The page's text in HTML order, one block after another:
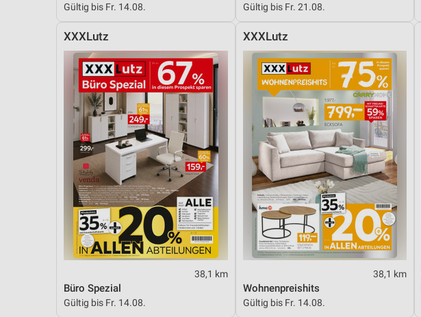
Gültig bis Fr. 14.08. Gültig bis Fr. 21.08.
XXXLutz
38,1 km
Büro Spezial
Gültig bis Fr. 14.08.
XXXLutz
38,1 km
Wohnenpreishits
Gültig bis Fr. 14.08.